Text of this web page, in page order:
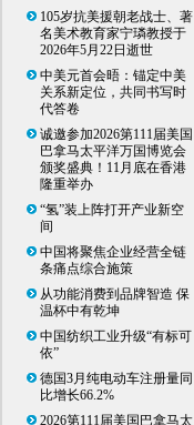
105岁抗美援朝老战士、著
名美术教育家宁璘教授于
2026年5月22日逝世
中美元首会晤：锚定中美
关系新定位，共同书写时
代答卷
诚邀参加2026第111届美国
巴拿马太平洋万国博览会
颁奖盛典！11月底在香港
隆重举办
“氢”装上阵打开产业新空
间
中国将聚焦企业经营全链
条痛点综合施策
从功能消费到品牌智造 保
温杯中有乾坤
中国纺织工业升级“有标可
依”
德国3月纯电动车注册量同
比增长66.2%
2026第111届美国巴拿马太